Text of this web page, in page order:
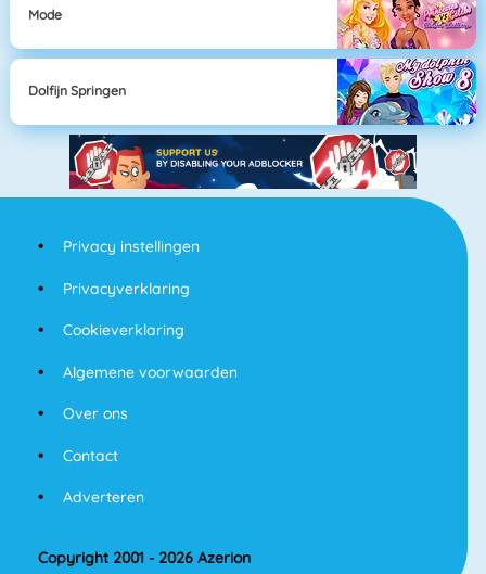
Mode
Dolfijn Springen
Privacy instellingen
Privacyverklaring
Cookieverklaring
Algemene voorwaarden
Over ons
Contact
Adverteren
Copyright 2001 - 2026 Azerion